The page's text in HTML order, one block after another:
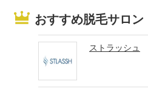
おすすめ脱毛サロン
ストラッシュ